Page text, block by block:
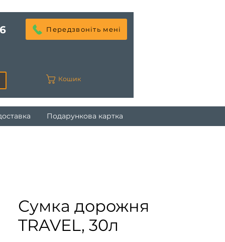
Передзвоніть мені
Кошик
Подарункова картка
Сумка дорожня
TRAVEL, 30л